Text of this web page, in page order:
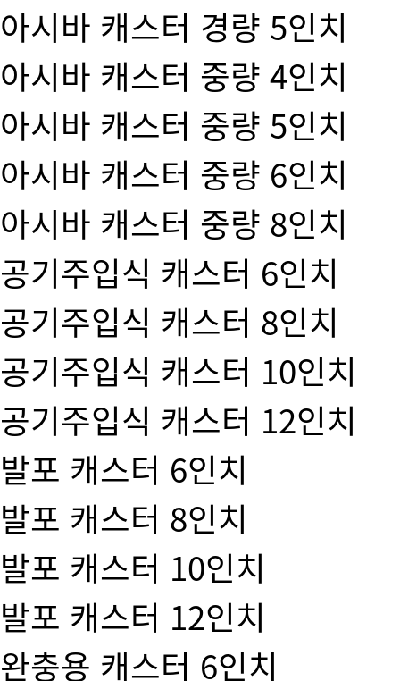
아시바 캐스터 경량 5인치
아시바 캐스터 중량 4인치
아시바 캐스터 중량 5인치
아시바 캐스터 중량 6인치
아시바 캐스터 중량 8인치
공기주입식 캐스터 6인치
공기주입식 캐스터 8인치
공기주입식 캐스터 10인치
공기주입식 캐스터 12인치
발포 캐스터 6인치
발포 캐스터 8인치
발포 캐스터 10인치
발포 캐스터 12인치
완충용 캐스터 6인치